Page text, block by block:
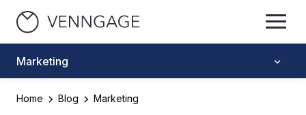
Marketing
Home Blog Marketing